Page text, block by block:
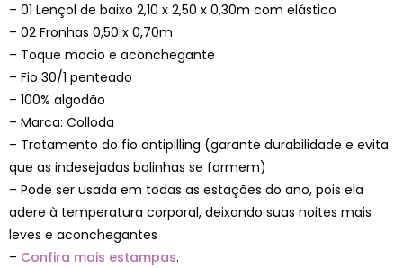
– 01 Lençol de baixo 2,10 x 2,50 x 0,30m com elástico
– 02 Fronhas 0,50 x 0,70m
– Toque macio e aconchegante
– Fio 30/1 penteado
– 100% algodão
– Marca: Colloda
– Tratamento do fio antipilling (garante durabilidade e evita
que as indesejadas bolinhas se formem)
– Pode ser usada em todas as estações do ano, pois ela
adere à temperatura corporal, deixando suas noites mais
leves e aconchegantes
– Confira mais estampas.